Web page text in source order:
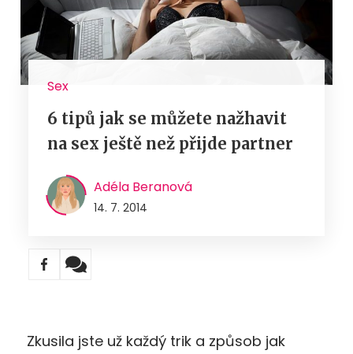
Sex
6 tipů jak se můžete nažhavit
na sex ještě než přijde partner
Adéla Beranová
14. 7. 2014
Zkusila jste už každý trik a způsob jak